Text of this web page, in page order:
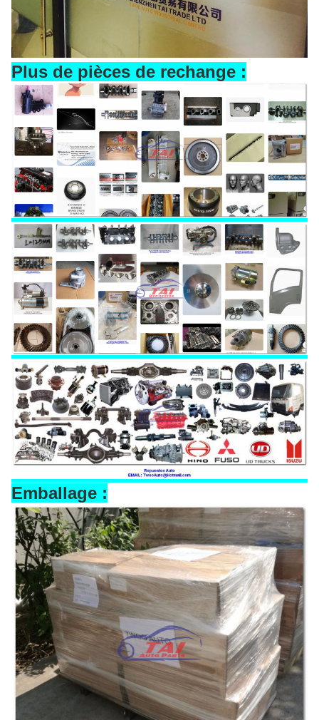
Plus de pièces de rechange :
Emballage :